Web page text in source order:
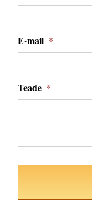
E-mail *
Teade *